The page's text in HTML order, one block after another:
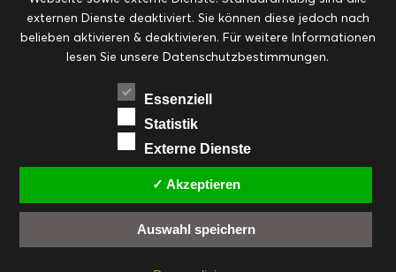
Desserts Kulinarik Kulinarische Mitbringsel &
Eingemachtes Ohne Kategorie Ostern Resteküche
RezepteSaisonalSliderStartseite
Suppen, Salate & Vorspeisen
Vorspeisen, Salate & Suppen
Weihnachten Workshops & Events
FACEBOOK PINTEREST
EMAIL
externen Dienste deaktiviert. Sie können diese jedoch nach
belieben aktivieren & deaktivieren. Für weitere Informationen
lesen Sie unsere Datenschutzbestimmungen.
Essenziell
Statistik
Externe Dienste
✓ Akzeptieren
Auswahl speichern